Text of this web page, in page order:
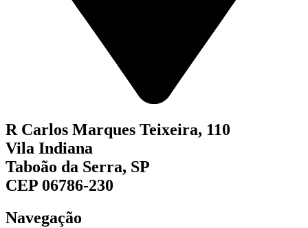
R Carlos Marques Teixeira, 110
Vila Indiana
Taboão da Serra, SP
CEP 06786-230
Navegação